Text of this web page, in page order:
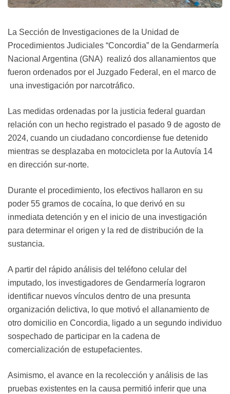
La Sección de Investigaciones de la Unidad de
Procedimientos Judiciales “Concordia” de la Gendarmería
Nacional Argentina (GNA) realizó dos allanamientos que
fueron ordenados por el Juzgado Federal, en el marco de
una investigación por narcotráfico.
Las medidas ordenadas por la justicia federal guardan
relación con un hecho registrado el pasado 9 de agosto de
2024, cuando un ciudadano concordiense fue detenido
mientras se desplazaba en motocicleta por la Autovía 14
en dirección sur-norte.
Durante el procedimiento, los efectivos hallaron en su
poder 55 gramos de cocaína, lo que derivó en su
inmediata detención y en el inicio de una investigación
para determinar el origen y la red de distribución de la
sustancia.
A partir del rápido análisis del teléfono celular del
imputado, los investigadores de Gendarmería lograron
identificar nuevos vínculos dentro de una presunta
organización delictiva, lo que motivó el allanamiento de
otro domicilio en Concordia, ligado a un segundo individuo
sospechado de participar en la cadena de
comercialización de estupefacientes.
Asimismo, el avance en la recolección y análisis de las
pruebas existentes en la causa permitió inferir que una